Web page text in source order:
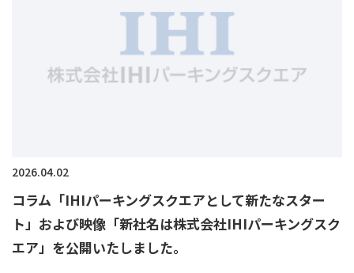
2026.04.02
コラム「IHIパーキングスクエアとして新たなスター
ト」および映像「新社名は株式会社IHIパーキングスク
エア」を公開いたしました。